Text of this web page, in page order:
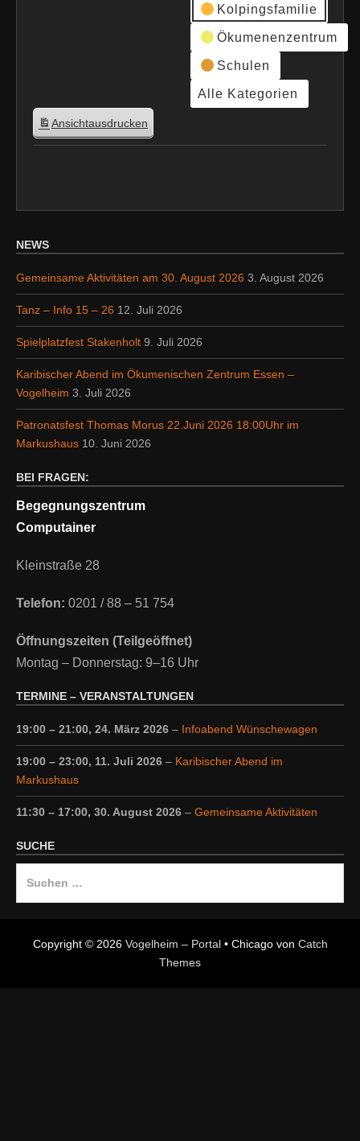
Kolpingsfamilie
Ökumenenzentrum
Schulen
Alle Kategorien
Ansichtausdrucken
NEWS
Gemeinsame Aktivitäten am 30. August 2026 3. August 2026
Tanz – Info 15 – 26 12. Juli 2026
Spielplatzfest Stakenholt 9. Juli 2026
Karibischer Abend im Ökumenischen Zentrum Essen –
Vogelheim 3. Juli 2026
Patronatsfest Thomas Morus 22.Juni 2026 18:00Uhr im
Markushaus 10. Juni 2026
BEI FRAGEN:
Begegnungszentrum
Computainer
Kleinstraße 28
Telefon: 0201 / 88 – 51 754
Öffnungszeiten (Teilgeöffnet)
Montag – Donnerstag: 9–16 Uhr
TERMINE – VERANSTALTUNGEN
19:00 – 21:00, 24. März 2026 – Infoabend Wünschewagen
19:00 – 23:00, 11. Juli 2026 – Karibischer Abend im
Markushaus
11:30 – 17:00, 30. August 2026 – Gemeinsame Aktivitäten
SUCHE
Copyright © 2026 Vogelheim – Portal• Chicago von Catch
Themes